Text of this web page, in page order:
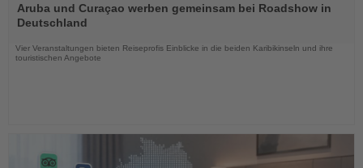
Sie
die
Aruba und Curaçao werben gemeinsam bei Roadshow in
Deutschland
Vier Veranstaltungen bieten Reiseprofis Einblicke in die beiden Karibikinseln und ihre
touristischen Angebote